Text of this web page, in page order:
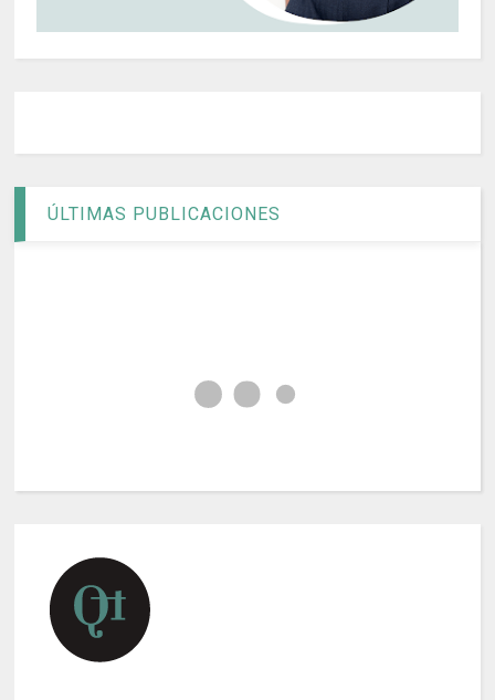
ÚLTIMAS PUBLICACIONES